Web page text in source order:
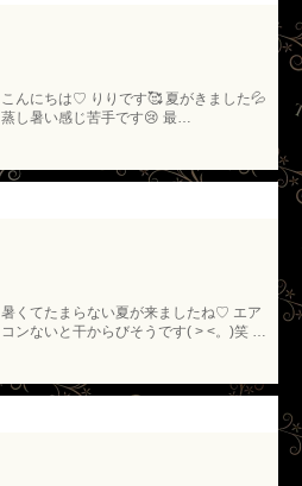
こんにちは♡ りりです🥰 夏がきました💦
蒸し暑い感じ苦手です😢 最…
暑くてたまらない夏が来ましたね♡ エア
コンないと干からびそうです( > <。)笑 …